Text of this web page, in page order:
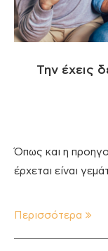
Την έχεις
Όπως και η
έρχεται είναι
Περισσότερα